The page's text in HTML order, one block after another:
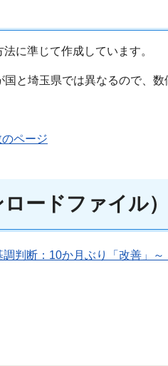
に準じて作成しています。
と埼玉県では異なるので、
ページ
ードファイル）
判断：10か月ぶり「改善」～